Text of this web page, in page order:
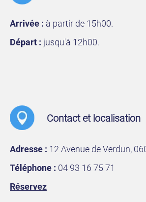
Arrivée : à partir de 15h00.
Départ : jusqu'à 12h00.
Contact et localisation
Adresse : 12 Avenue de Verdun,
Téléphone : 04 93 16 75 71
Réservez